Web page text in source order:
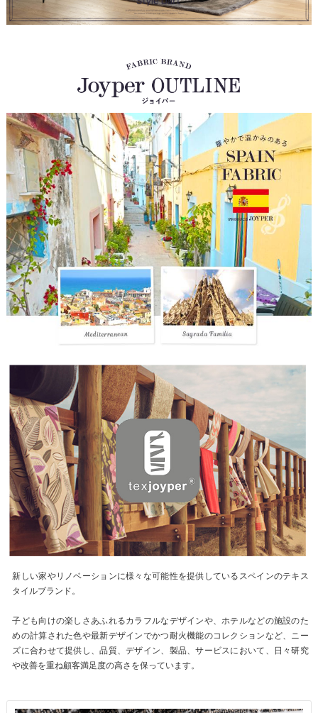
新しい家やリノベーションに様々な可能性を提供しているスペインのテキス
タイルブランド。
子ども向けの楽しさあふれるカラフルなデザインや、ホテルなどの施設のた
めの計算された色や最新デザインでかつ耐火機能のコレクションなど、ニー
ズに合わせて提供し、品質、デザイン、製品、サービスにおいて、日々研究
や改善を重ね顧客満足度の高さを保っています。